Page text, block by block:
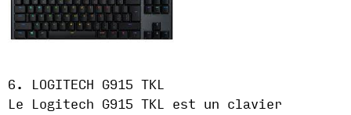
6. LOGITECH G915 TKL
Le Logitech G915 TKL est un clavier